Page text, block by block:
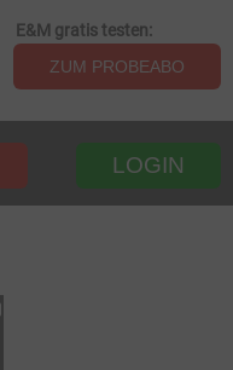
E&M gratis testen:
ZUM PROBEABO
LOGIN